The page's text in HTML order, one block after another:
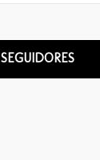
SEGUIDORES